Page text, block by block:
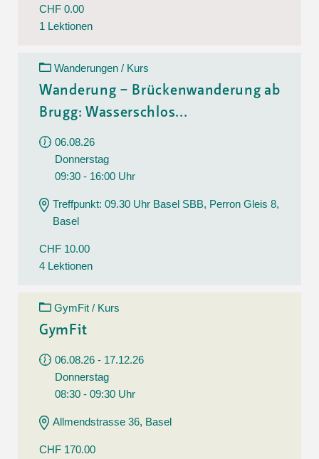
CHF 0.00
1 Lektionen
Wanderungen / Kurs
Wanderung – Brückenwanderung ab
Brugg: Wasserschlos...
06.08.26
Donnerstag
09:30 - 16:00 Uhr
Treffpunkt: 09.30 Uhr Basel SBB, Perron Gleis 8,
Basel
CHF 10.00
4 Lektionen
GymFit / Kurs
GymFit
06.08.26 - 17.12.26
Donnerstag
08:30 - 09:30 Uhr
Allmendstrasse 36, Basel
CHF 170.00